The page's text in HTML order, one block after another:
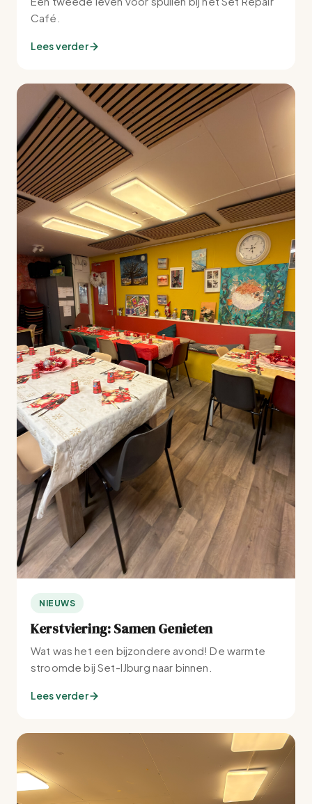
Café.
Lees verder
NIEUWS
Kerstviering: Samen Genieten
Wat was het een bijzondere avond! De warmte
stroomde bij Set-IJburg naar binnen.
Lees verder